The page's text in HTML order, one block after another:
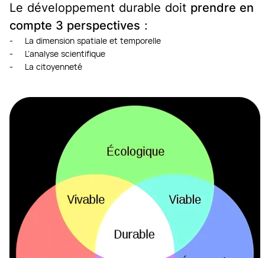
Le développement durable doit prendre en
compte 3 perspectives :
- La dimension spatiale et temporelle
- L’analyse scientifique
- La citoyenneté